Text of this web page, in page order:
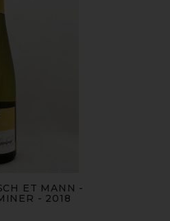
ET MANN -
- 2018